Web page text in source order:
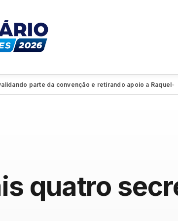
parte da convenção e retirando apoio a Raquel ●
quatro